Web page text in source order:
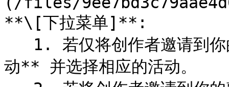
**\[下拉菜单]**:
动** 并选择相应的活动。